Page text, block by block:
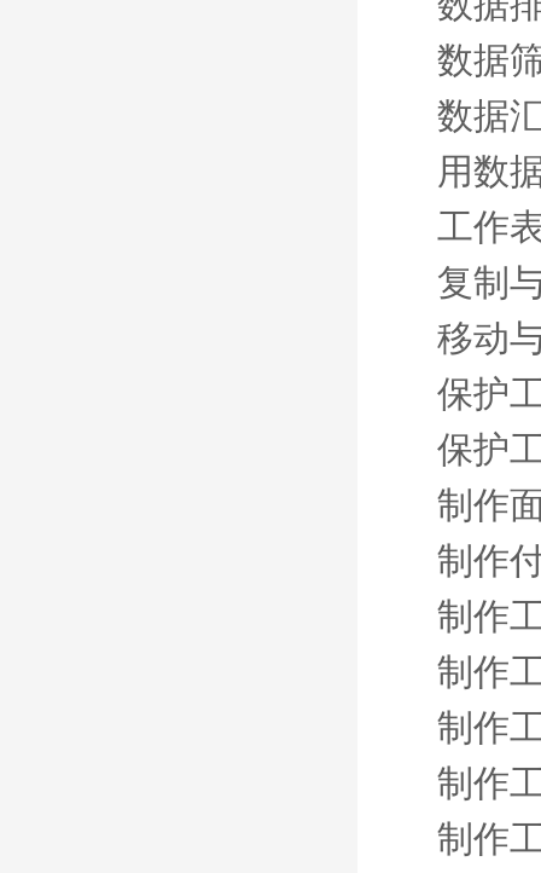
数据
数据
用数
工作
复制
移动
保护
保护
制作
制作
制作
制作
制作
制作
制作